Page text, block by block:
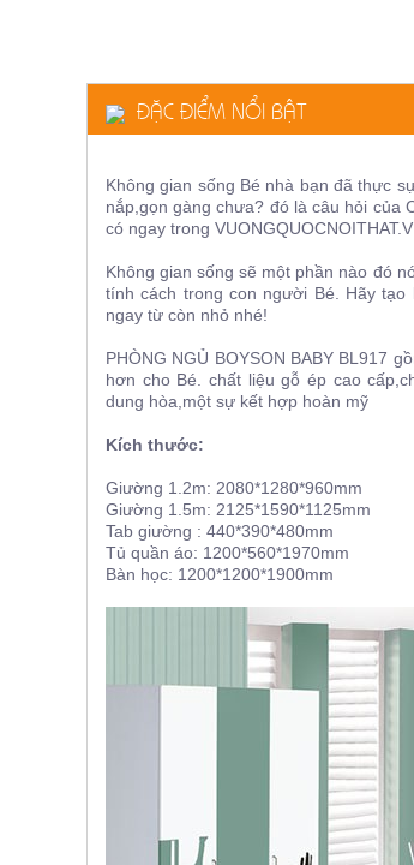
ĐẶC ĐIỂM NỔI BẬT
Không gian sống Bé nhà bạn đã thực
nắp,gọn gàng chưa? đó là câu hỏi của
có ngay trong
Không gian sống sẽ một phần nào đó
tính cách trong con người Bé. Hãy
ngay từ còn nhỏ nhé!
PHÒNG NGỦ BOYSON BABY BL917
hơn cho Bé. chất liệu gỗ ép cao
dung hòa,một sự kết hợp hoàn mỹ
Kích thước:
Giường 1.2m: 2080*1280*960mm
Giường 1.5m: 2125*1590*1125mm
Tab giường : 440*390*480mm
Tủ quần áo: 1200*560*1970mm
Bàn học: 1200*1200*1900mm